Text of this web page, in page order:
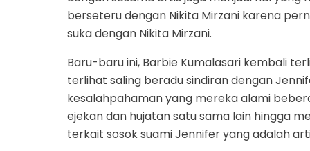
berseteru dengan Nikita Mirzani karena
suka dengan Nikita Mirzani.
Baru-baru ini, Barbie Kumalasari kembali
terlihat saling beradu sindiran dengan
kesalahpahaman yang mereka alami
ejekan dan hujatan satu sama lain hingga
terkait sosok suami Jennifer yang adalah